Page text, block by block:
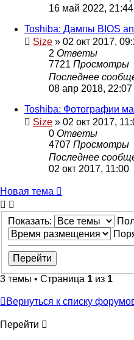
16 май 2022, 21:44
Toshiba: Дампы BIOS
Size » 02 окт 2017,
2 Ответы
7721 Просмотры
Последнее
08 апр 2018, 22:07
Toshiba: Фотографии
Size » 02 окт 2017,
0 Ответы
4707 Просмотры
Последнее
02 окт 2017, 11:00
Новая
тема
Новая тема
Показать:
3 темы • Страница 1 из 1
Вернуться к списку
Перейти